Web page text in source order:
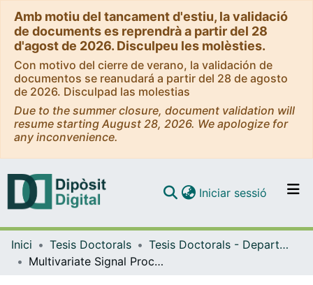
Amb motiu del tancament d'estiu, la validació
de documents es reprendrà a partir del 28
d'agost de 2026. Disculpeu les molèsties.
Con motivo del cierre de verano, la validación de
documentos se reanudará a partir del 28 de agosto
de 2026. Disculpad las molestias
Due to the summer closure, document validation will
resume starting August 28, 2026. We apologize for
any inconvenience.
Navega per tot el DD
Iniciar sessió (current)
Inici Tesis Doctorals
Tesis Doctorals - Departament - Electrònica
Multivariate Signal Processing for Quantitative and Qualitative Analysis of Ion Mobility Spectrometry data, applied to Biomedical Applications and Food Related Applications